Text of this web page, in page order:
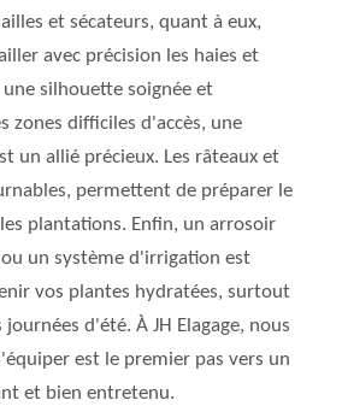
et sécateurs, quant à eux,
avec précision les haies et
silhouette soignée et
zones difficiles d'accès, une
un allié précieux. Les râteaux et
permettent de préparer le
plantations. Enfin, un arrosoir
un système d'irrigation est
vos plantes hydratées, surtout
d'été. À JH Elagage, nous
est le premier pas vers un
et bien entretenu.